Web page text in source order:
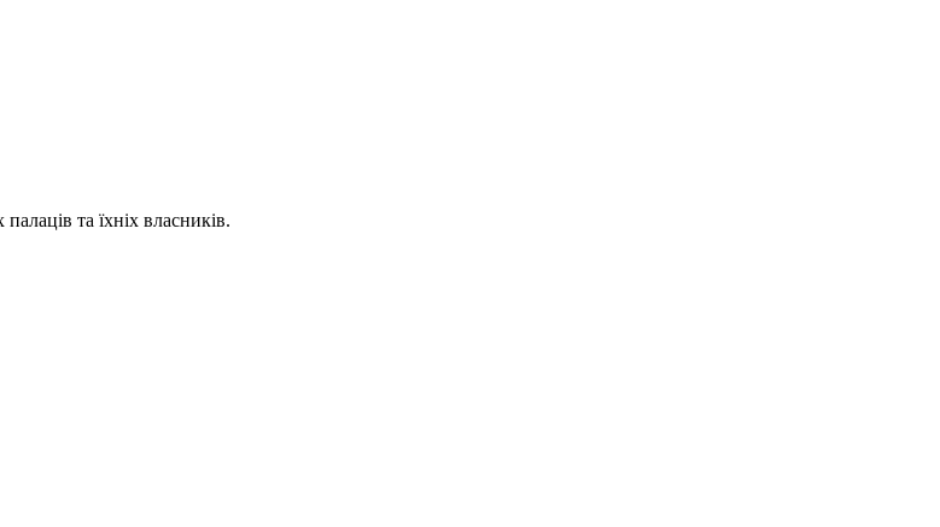
та їхніх власників.